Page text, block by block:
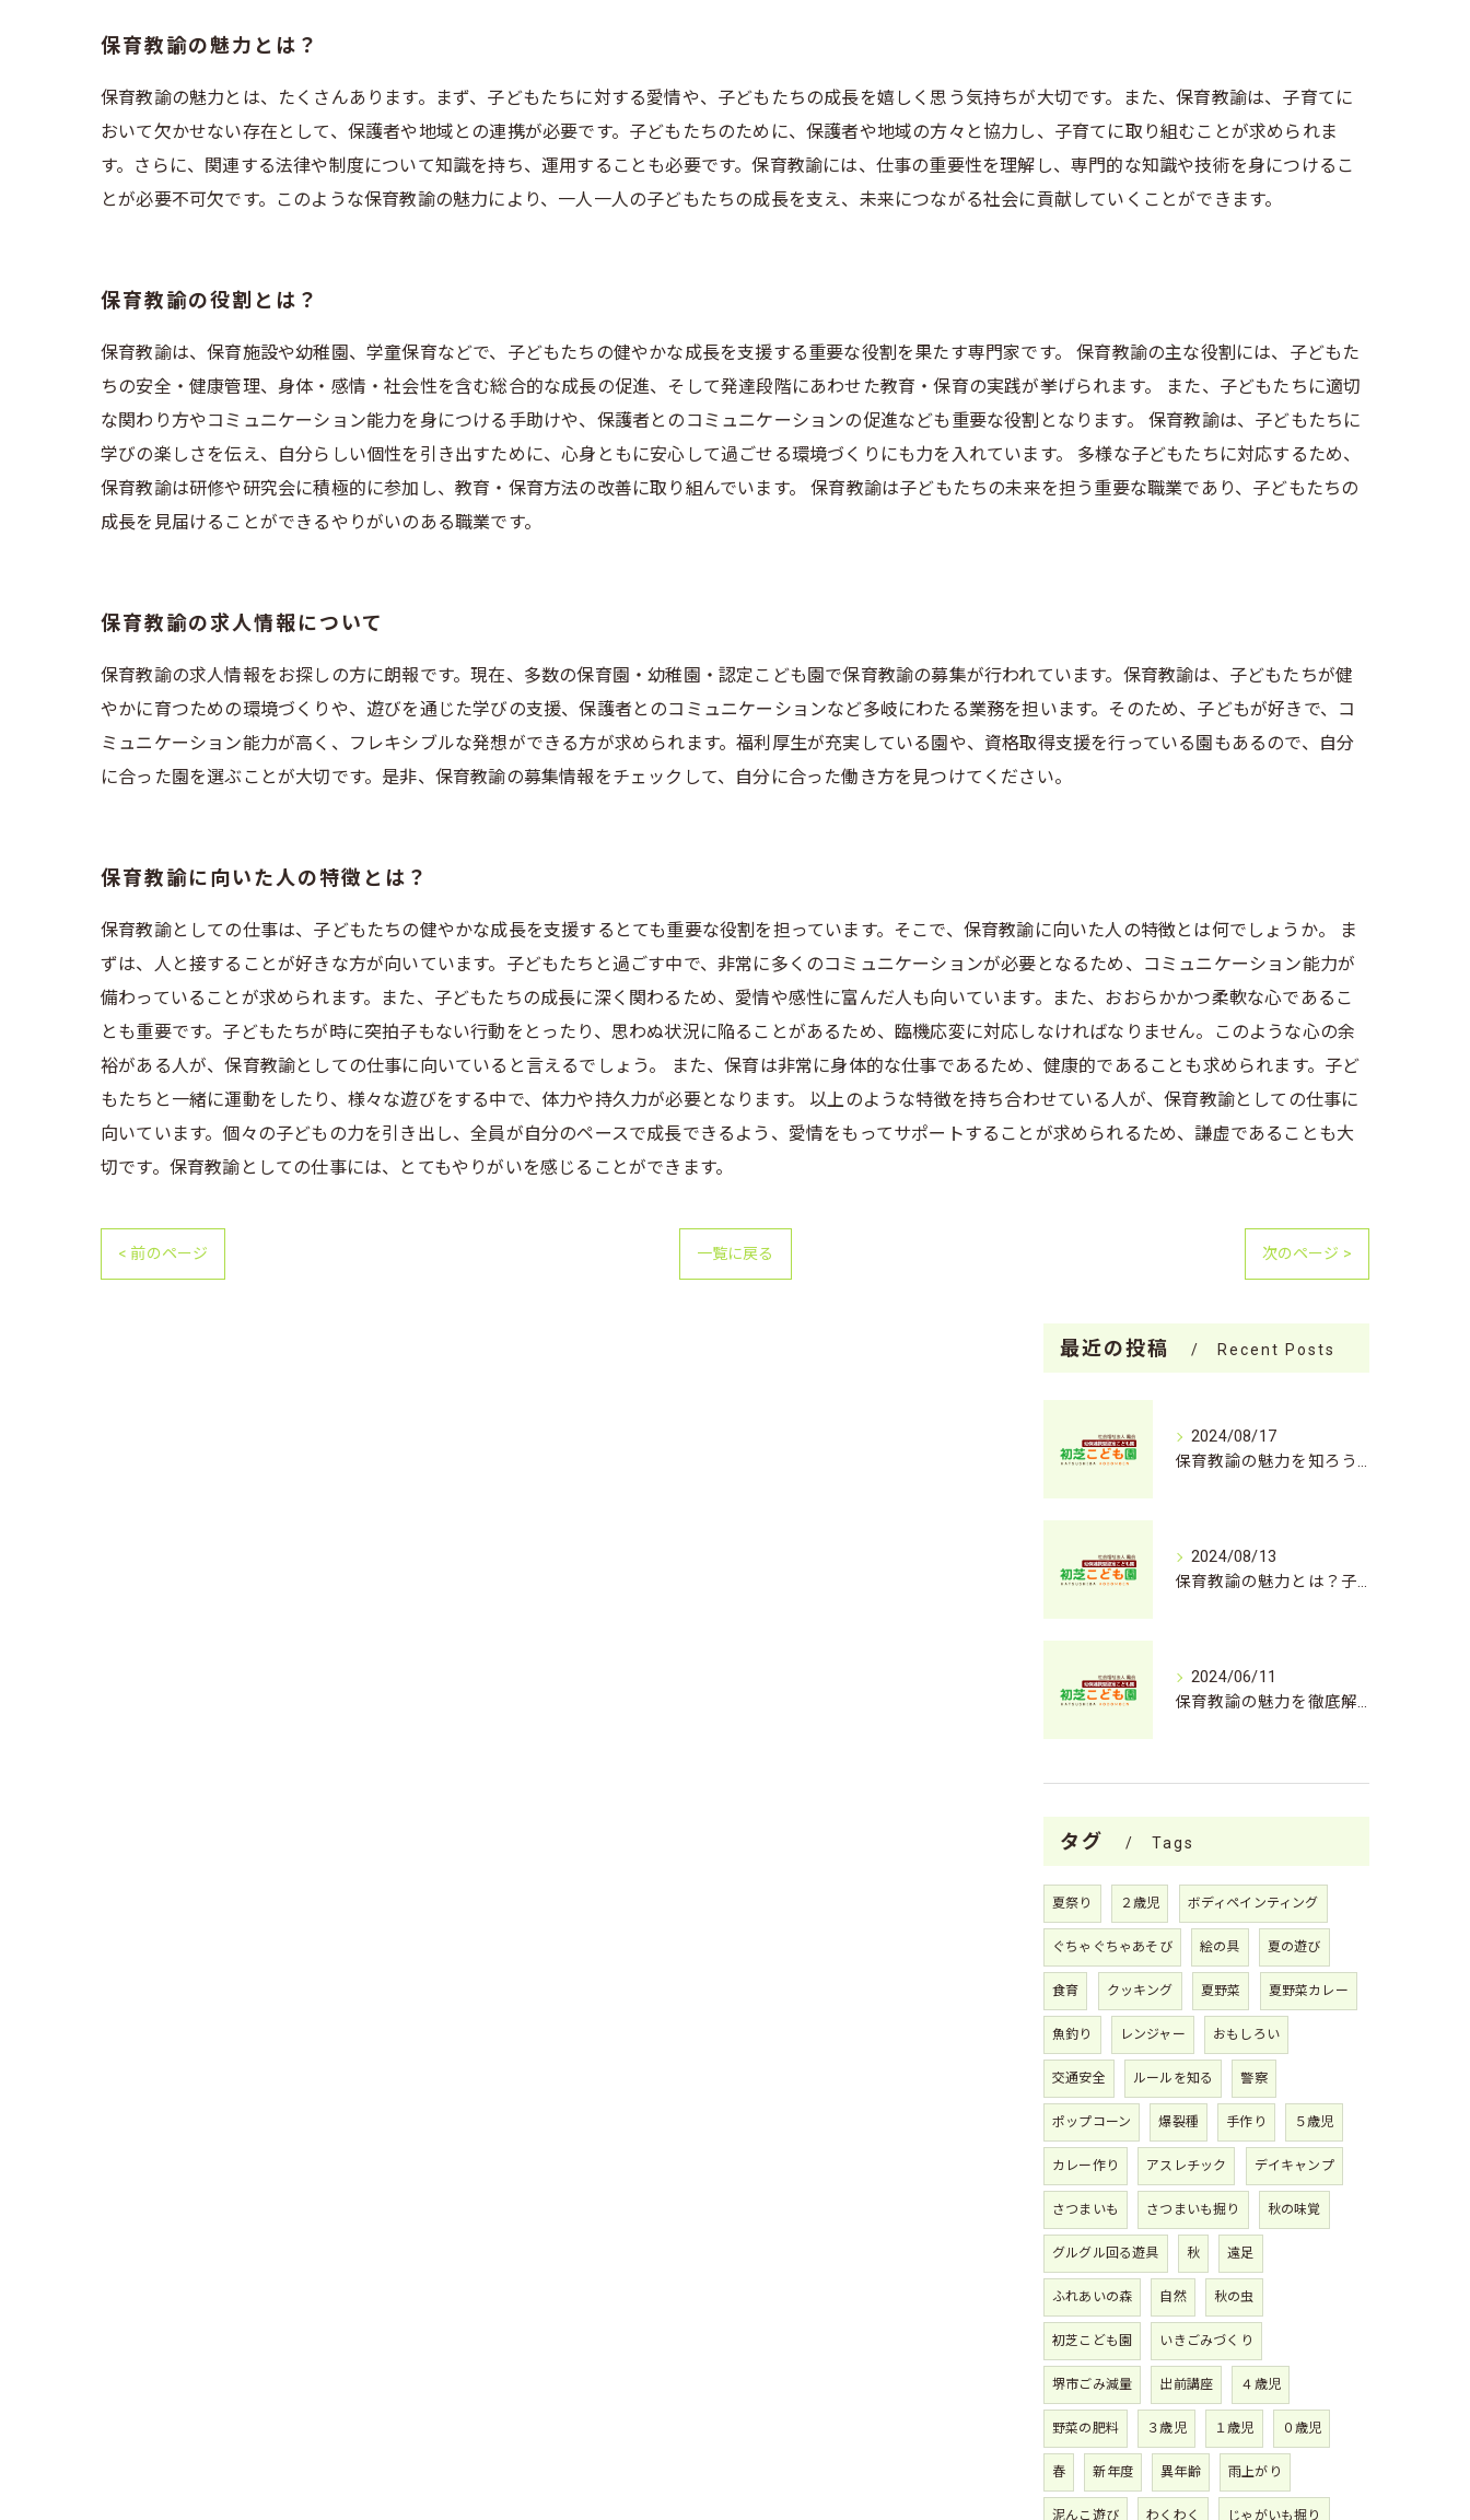
保育教諭の魅力とは？
保育教諭の魅力とは、たくさんあります。まず、子どもたちに対する愛情や、子どもたちの成長を嬉しく思う気持ちが大切です。また、保育教諭は、子育てに
おいて欠かせない存在として、保護者や地域との連携が必要です。子どもたちのために、保護者や地域の方々と協力し、子育てに取り組むことが求められま
す。さらに、関連する法律や制度について知識を持ち、運用することも必要です。保育教諭には、仕事の重要性を理解し、専門的な知識や技術を身につけるこ
とが必要不可欠です。このような保育教諭の魅力により、一人一人の子どもたちの成長を支え、未来につながる社会に貢献していくことができます。
保育教諭の役割とは？
保育教諭は、保育施設や幼稚園、学童保育などで、子どもたちの健やかな成長を支援する重要な役割を果たす専門家です。 保育教諭の主な役割には、子どもた
ちの安全・健康管理、身体・感情・社会性を含む総合的な成長の促進、そして発達段階にあわせた教育・保育の実践が挙げられます。 また、子どもたちに適切
な関わり方やコミュニケーション能力を身につける手助けや、保護者とのコミュニケーションの促進なども重要な役割となります。 保育教諭は、子どもたちに
学びの楽しさを伝え、自分らしい個性を引き出すために、心身ともに安心して過ごせる環境づくりにも力を入れています。 多様な子どもたちに対応するため、
保育教諭は研修や研究会に積極的に参加し、教育・保育方法の改善に取り組んでいます。 保育教諭は子どもたちの未来を担う重要な職業であり、子どもたちの
成長を見届けることができるやりがいのある職業です。
保育教諭の求人情報について
保育教諭の求人情報をお探しの方に朗報です。現在、多数の保育園・幼稚園・認定こども園で保育教諭の募集が行われています。保育教諭は、子どもたちが健
やかに育つための環境づくりや、遊びを通じた学びの支援、保護者とのコミュニケーションなど多岐にわたる業務を担います。そのため、子どもが好きで、コ
ミュニケーション能力が高く、フレキシブルな発想ができる方が求められます。福利厚生が充実している園や、資格取得支援を行っている園もあるので、自分
に合った園を選ぶことが大切です。是非、保育教諭の募集情報をチェックして、自分に合った働き方を見つけてください。
保育教諭に向いた人の特徴とは？
保育教諭としての仕事は、子どもたちの健やかな成長を支援するとても重要な役割を担っています。そこで、保育教諭に向いた人の特徴とは何でしょうか。 ま
ずは、人と接することが好きな方が向いています。子どもたちと過ごす中で、非常に多くのコミュニケーションが必要となるため、コミュニケーション能力が
備わっていることが求められます。また、子どもたちの成長に深く関わるため、愛情や感性に富んだ人も向いています。また、おおらかかつ柔軟な心であるこ
とも重要です。子どもたちが時に突拍子もない行動をとったり、思わぬ状況に陥ることがあるため、臨機応変に対応しなければなりません。このような心の余
裕がある人が、保育教諭としての仕事に向いていると言えるでしょう。 また、保育は非常に身体的な仕事であるため、健康的であることも求められます。子ど
もたちと一緒に運動をしたり、様々な遊びをする中で、体力や持久力が必要となります。 以上のような特徴を持ち合わせている人が、保育教諭としての仕事に
向いています。個々の子どもの力を引き出し、全員が自分のペースで成長できるよう、愛情をもってサポートすることが求められるため、謙虚であることも大
切です。保育教諭としての仕事には、とてもやりがいを感じることができます。
< 前のページ 一覧に戻る 次のページ >
最近の投稿 Recent Posts
2024/08/17
保育教諭の魅力を知ろう！未来の子どもたちを育てる仕事
2024/08/13
保育教諭の魅力とは？子どもと共に成長する仕事
2024/06/11
保育教諭の魅力を徹底解説！求職者必見！
タグ Tags
夏祭り ２歳児 ボディペインティング
ぐちゃぐちゃあそび 絵の具 夏の遊び
食育 クッキング 夏野菜 夏野菜カレー
魚釣り レンジャー おもしろい
交通安全 ルールを知る 警察
ポップコーン 爆裂種 手作り ５歳児
カレー作り アスレチック デイキャンプ
さつまいも さつまいも掘り 秋の味覚
グルグル回る遊具 秋 遠足
ふれあいの森 自然 秋の虫
初芝こども園 いきごみづくり
堺市ごみ減量 出前講座 ４歳児
野菜の肥料 ３歳児 １歳児 ０歳児
春 新年度 異年齢 雨上がり
泥んこ遊び わくわく じゃがいも掘り